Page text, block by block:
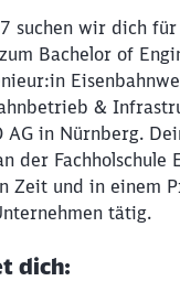
suchen wir dich
Bachelor of
&
AG in Nürnberg.
der Fachholschule
Zeit und in einem
tätig.
dich: